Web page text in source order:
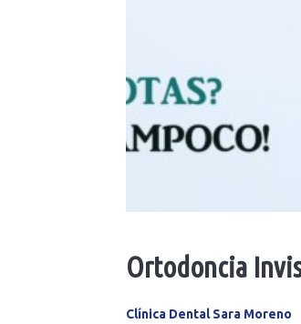
Ortodoncia
Clínica Dental Sara Moreno